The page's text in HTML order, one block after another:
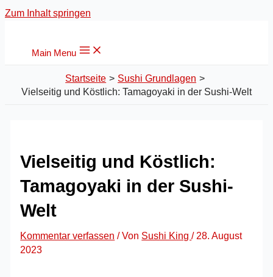
Zum Inhalt springen
Main Menu
Startseite
Sushi Grundlagen
Vielseitig und Köstlich: Tamagoyaki in der Sushi-Welt
Vielseitig und Köstlich:
Tamagoyaki in der Sushi-
Welt
Kommentar verfassen / Von Sushi King/ 28. August
2023